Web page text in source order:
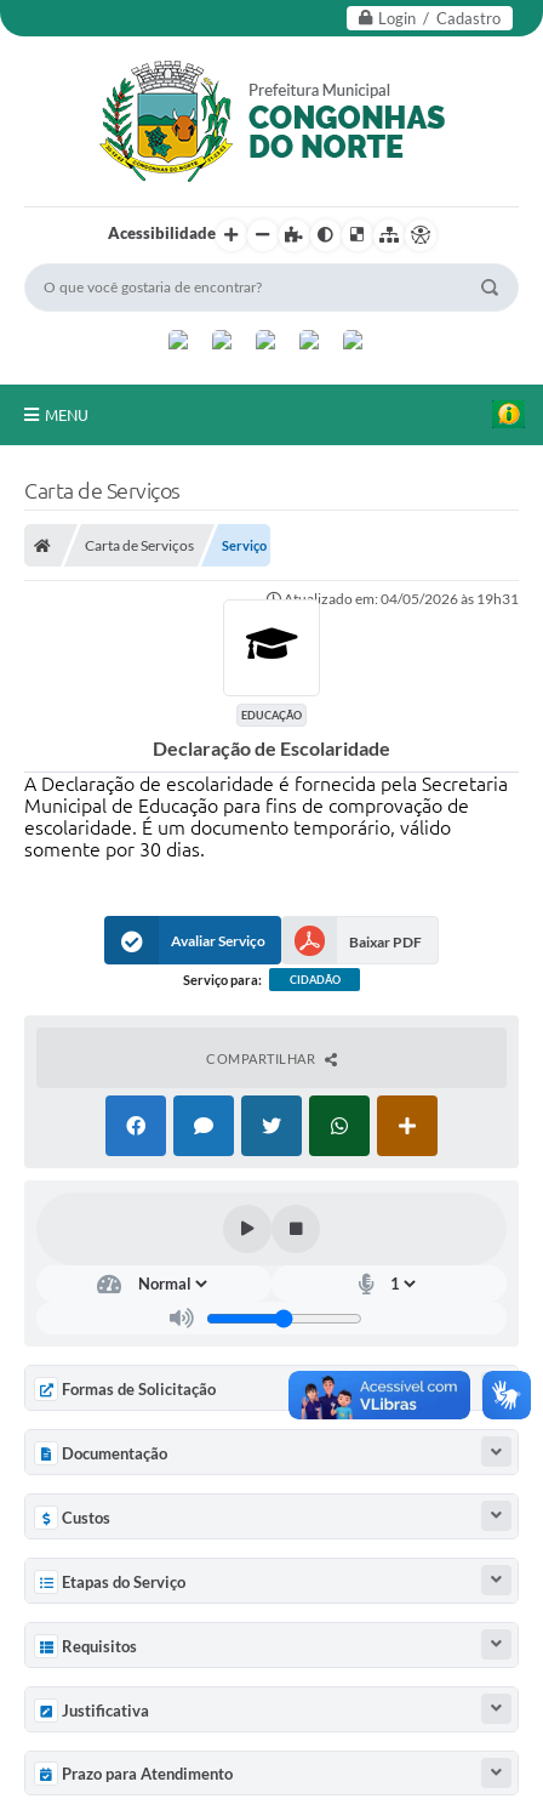
Login / Cadastro
Acessibilidade
MENU
Telefones Úteis
Contato
Carta de Serviços
Carta de Serviços Serviço
Atualizado em: 04/05/2026 às 19h31
EDUCAÇÃO
Declaração de Escolaridade
A Declaração de escolaridade é fornecida pela Secretaria
Municipal de Educação para fins de comprovação de
escolaridade. É um documento temporário, válido
somente por 30 dias.
Avaliar Serviço Baixar PDF
Serviço para: CIDADÃO
COMPARTILHAR
Formas de Solicitação
Documentação
Custos
Etapas do Serviço
Requisitos
Justificativa
Prazo para Atendimento